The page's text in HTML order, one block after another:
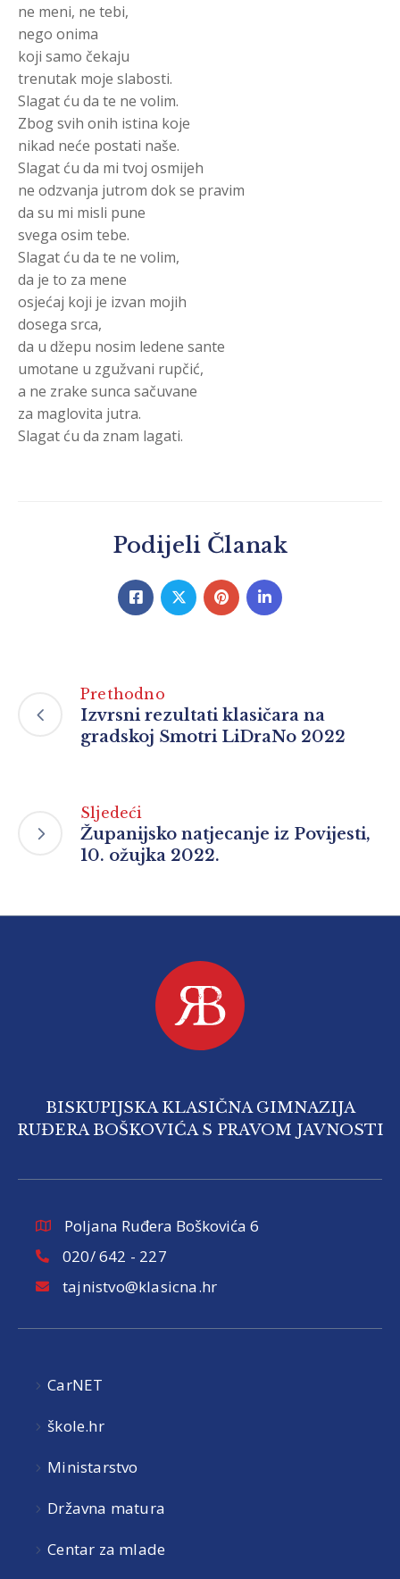
ne meni, ne tebi,
nego onima
koji samo čekaju
trenutak moje slabosti.
Slagat ću da te ne volim.
Zbog svih onih istina koje
nikad neće postati naše.
Slagat ću da mi tvoj osmijeh
ne odzvanja jutrom dok se pravim
da su mi misli pune
svega osim tebe.
Slagat ću da te ne volim,
da je to za mene
osjećaj koji je izvan mojih
dosega srca,
da u džepu nosim ledene sante
umotane u zgužvani rupčić,
a ne zrake sunca sačuvane
za maglovita jutra.
Slagat ću da znam lagati.
Podijeli Članak
Prethodno
Izvrsni rezultati klasičara na
gradskoj Smotri LiDraNo 2022
Sljedeći
Županijsko natjecanje iz Povijesti,
10. ožujka 2022.
BISKUPIJSKA KLASIČNA GIMNAZIJA
RUĐERA BOŠKOVIĆA S PRAVOM JAVNOSTI
Poljana Ruđera Boškovića 6
020/ 642 - 227
tajnistvo@klasicna.hr
CarNET
škole.hr
Ministarstvo
Državna matura
Centar za mlade